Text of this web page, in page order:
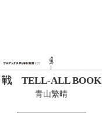
戦 TELL-ALL BOOK
青山繁晴